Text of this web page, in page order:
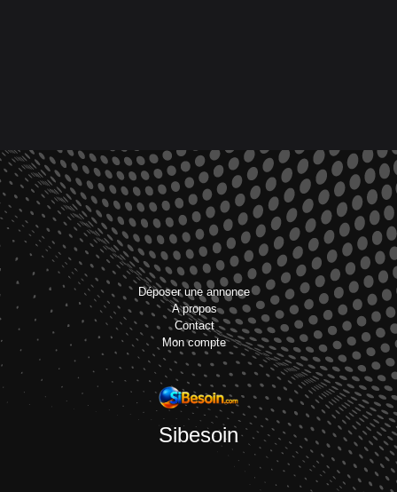
Déposer une annonce
A propos
Contact
Mon compte
Sibesoin